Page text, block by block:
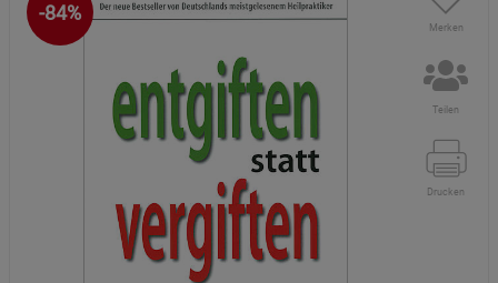
-84%
Merken
Teilen
Drucken